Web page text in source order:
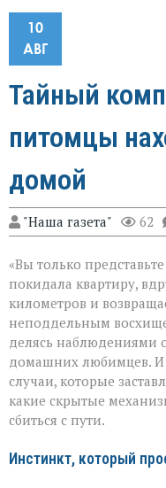
10
АВГ
Тайный
питомцы
домой
"Наша газета" 62
«Вы только
покидала квартиру,
километров и
неподдельным
делясь наблюдениями
домашних любимцев. И
случаи, которые
какие скрытые
сбиться с пути.
Инстинкт, который